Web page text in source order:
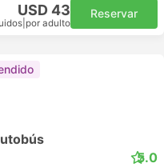
USD 43
por adulto
Reservar
5.0